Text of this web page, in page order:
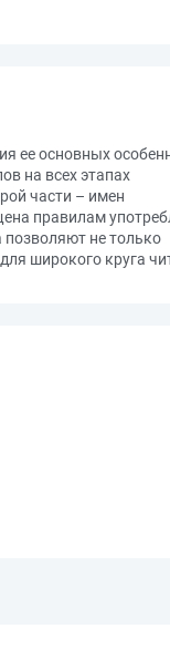
ее основных
на всех этапах
части – имен
правилам
не только
широкого круга